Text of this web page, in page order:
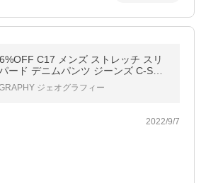
C17 メンズ ストレッチ スリ
ード デニムパンツ ジーンズ C-SEV
シーセブンティーン CX032
ジェオグラフィー
2022/9/7